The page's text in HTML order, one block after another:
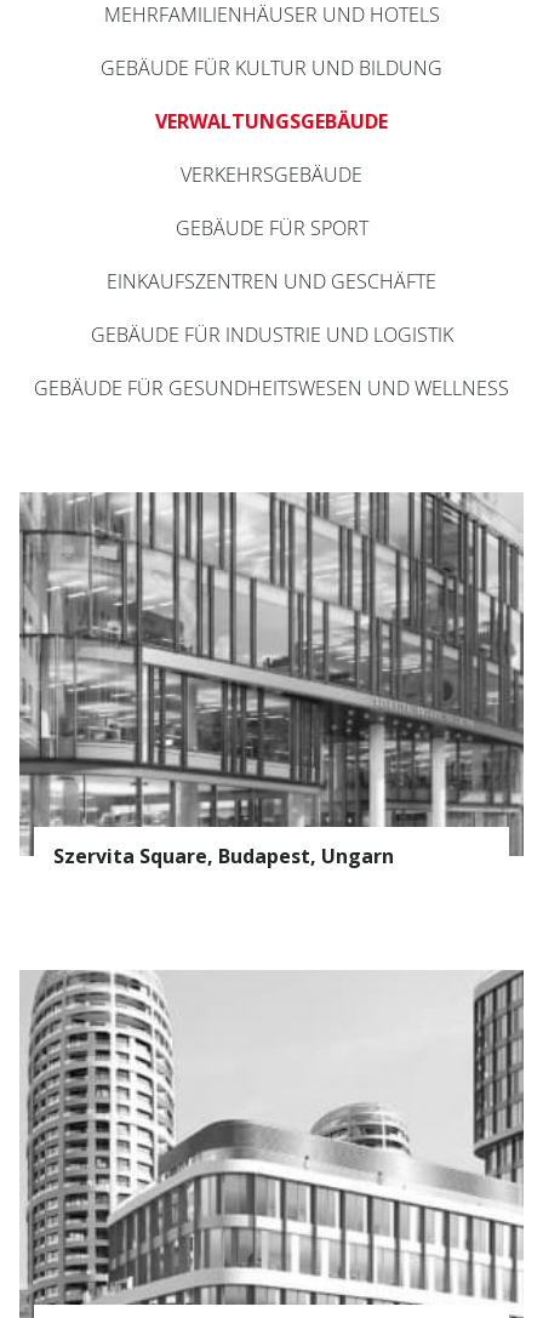
MEHRFAMILIENHÄUSER UND HOTELS
GEBÄUDE FÜR KULTUR UND BILDUNG
VERWALTUNGSGEBÄUDE
VERKEHRSGEBÄUDE
GEBÄUDE FÜR SPORT
EINKAUFSZENTREN UND GESCHÄFTE
GEBÄUDE FÜR INDUSTRIE UND LOGISTIK
GEBÄUDE FÜR GESUNDHEITSWESEN UND WELLNESS
Szervita Square, Budapest, Ungarn